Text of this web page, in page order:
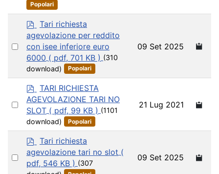
Popolari
Select
item
p
d
f
Tari richiesta
agevolazione per reddito
con isee inferiore euro
6000 ( pdf, 701 KB ) (310
download)
Popolari
09 Set 2025
Select
p
d
f
TARI RICHIESTA
AGEVOLAZIONE TARI NO
SLOT ( pdf, 99 KB ) (1101
download)
Popolari
21 Lug 2021
Select
p
d
f
Tari richiesta
agevolazione tari no slot (
pdf, 546 KB ) (307
09 Set 2025